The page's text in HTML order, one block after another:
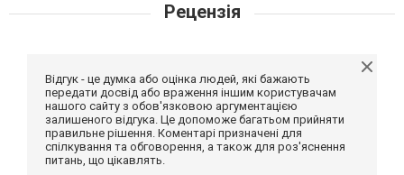
Рецензія
Відгук - це думка або оцінка людей, які бажають
передати досвід або враження іншим користувачам
нашого сайту з обов'язковою аргументацією
залишеного відгука. Це допоможе багатьом прийняти
правильне рішення. Коментарі призначені для
спілкування та обговорення, а також для роз'яснення
питань, що цікавлять.